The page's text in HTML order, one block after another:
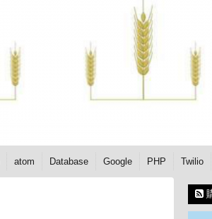
atom Database Google PHP Twilio